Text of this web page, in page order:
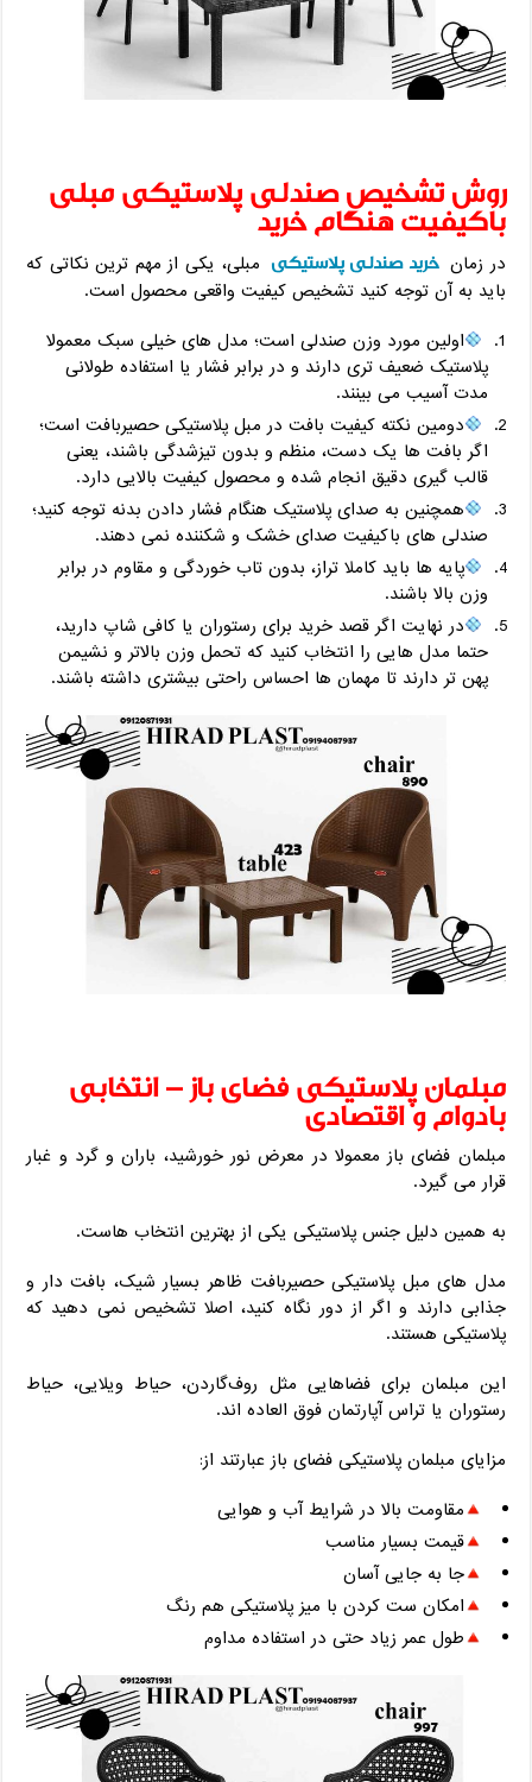
روش تشخیص صندلی پلاستیکی مبلی
باکیفیت هنگام خرید
در زمان خرید صندلی پلاستیکی مبلی، یکی از مهم ‌ترین نکاتی که
باید به آن توجه کنید تشخیص کیفیت واقعی محصول است.
اولین مورد وزن صندلی است؛ مدل ‌های خیلی سبک معمولا
پلاستیک ضعیف ‌تری دارند و در برابر فشار یا استفاده طولانی‌
مدت آسیب می ‌بینند.
دومین نکته کیفیت بافت در مبل پلاستیکی حصیربافت است؛
اگر بافت‌ ها یک ‌دست، منظم و بدون تیزشدگی باشند، یعنی
قالب ‌گیری دقیق انجام شده و محصول کیفیت بالایی دارد.
همچنین به صدای پلاستیک هنگام فشار دادن بدنه توجه کنید؛
صندلی ‌های باکیفیت صدای خشک و شکننده نمی ‌دهند.
پایه‌ ها باید کاملا تراز، بدون تاب ‌خوردگی و مقاوم در برابر
وزن بالا باشند.
در نهایت اگر قصد خرید برای رستوران یا کافی ‌شاپ دارید،
حتما مدل ‌هایی را انتخاب کنید که تحمل وزن بالاتر و نشیمن
پهن ‌تر دارند تا مهمان‌ ها احساس راحتی بیشتری داشته باشند.
مبلمان پلاستیکی فضای باز – انتخابی
بادوام و اقتصادی
مبلمان فضای باز معمولا در معرض نور خورشید، باران و گرد و غبار
قرار می‌ گیرد.
به همین دلیل جنس پلاستیکی یکی از بهترین انتخاب‌ هاست.
مدل‌ های مبل پلاستیکی حصیربافت ظاهر بسیار شیک، بافت ‌دار و
جذابی دارند و اگر از دور نگاه کنید، اصلا تشخیص نمی‌ دهید که
پلاستیکی هستند.
این مبلمان برای فضاهایی مثل روف‌گاردن، حیاط ویلایی، حیاط
رستوران یا تراس آپارتمان فوق ‌العاده ‌اند.
مزایای مبلمان پلاستیکی فضای باز عبارتند از:
مقاومت بالا در شرایط آب ‌و هوایی
قیمت بسیار مناسب
جا به‌ جایی آسان
امکان ست کردن با میز پلاستیکی هم رنگ
طول عمر زیاد حتی در استفاده مداوم